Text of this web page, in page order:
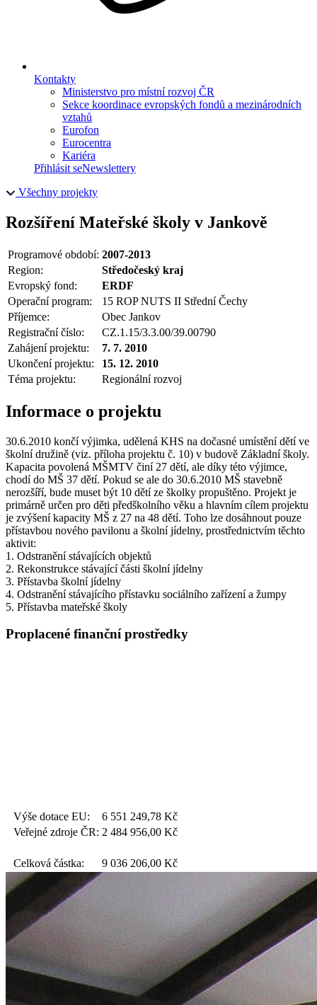
Kontakty
Ministerstvo pro místní rozvoj ČR
Sekce koordinace evropských fondů a mezinárodních
vztahů
Eurofon
Eurocentra
Kariéra
Přihlásit seNewslettery
Všechny projekty
Rozšíření Mateřské školy v Jankově
Programové období: 2007-2013
Region:
Středočeský kraj
Evropský fond:
ERDF
Operační program:
15 ROP NUTS II Střední Čechy
Příjemce:
Obec Jankov
Registrační číslo:
CZ.1.15/3.3.00/39.00790
Zahájení projektu:
7. 7. 2010
Ukončení projektu:
15. 12. 2010
Téma projektu:
Regionální rozvoj
Informace o projektu
30.6.2010 končí výjimka, udělená KHS na dočasné umístění dětí ve
školní družině (viz. příloha projektu č. 10) v budově Základní školy.
Kapacita povolená MŠMTV činí 27 dětí, ale díky této výjimce,
chodí do MŠ 37 dětí. Pokud se ale do 30.6.2010 MŠ stavebně
nerozšíří, bude muset být 10 dětí ze školky propuštěno. Projekt je
primárně určen pro děti předškolního věku a hlavním cílem projektu
je zvýšení kapacity MŠ z 27 na 48 dětí. Toho lze dosáhnout pouze
přístavbou nového pavilonu a školní jídelny, prostřednictvím těchto
aktivit:
1. Odstranění stávajících objektů
2. Rekonstrukce stávající části školní jídelny
3. Přístavba školní jídelny
4. Odstranění stávajícího přístavku sociálního zařízení a žumpy
5. Přístavba mateřské školy
Proplacené finanční prostředky
Výše dotace EU: 6 551 249,78 Kč
Veřejné zdroje ČR: 2 484 956,00 Kč
Celková částka: 9 036 206,00 Kč